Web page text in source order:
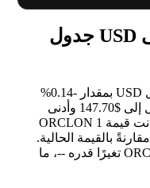
تحويل من ORCLON إلى USD جدول
-0.14%
خلال الـ 24 ساعة الماضية، حيث وصل إلى $147.70 وأدنى
مستوى له عند $145.73. قبل شهر، كانت قيمة 1 ORCLON
مقارنةً بالقيمة الحالية.
--، ما